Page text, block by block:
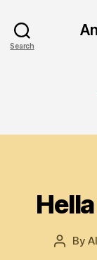
Search
PostBy